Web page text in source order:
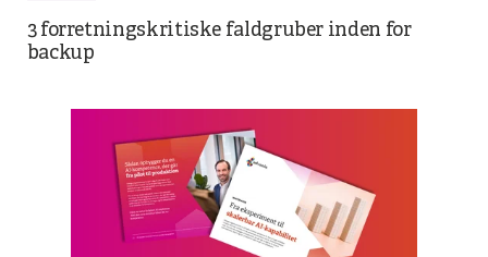
3 forretningskritiske faldgruber inden for
backup